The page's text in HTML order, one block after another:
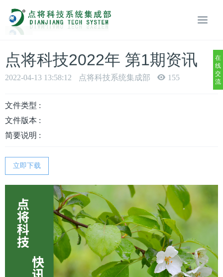
点将科技2022年 第1期资讯
2022-04-13 13:58:12 点将科技系统集成部 155
文件类型 :
文件版本 :
简要说明 :
立即下载
在
线
交
流